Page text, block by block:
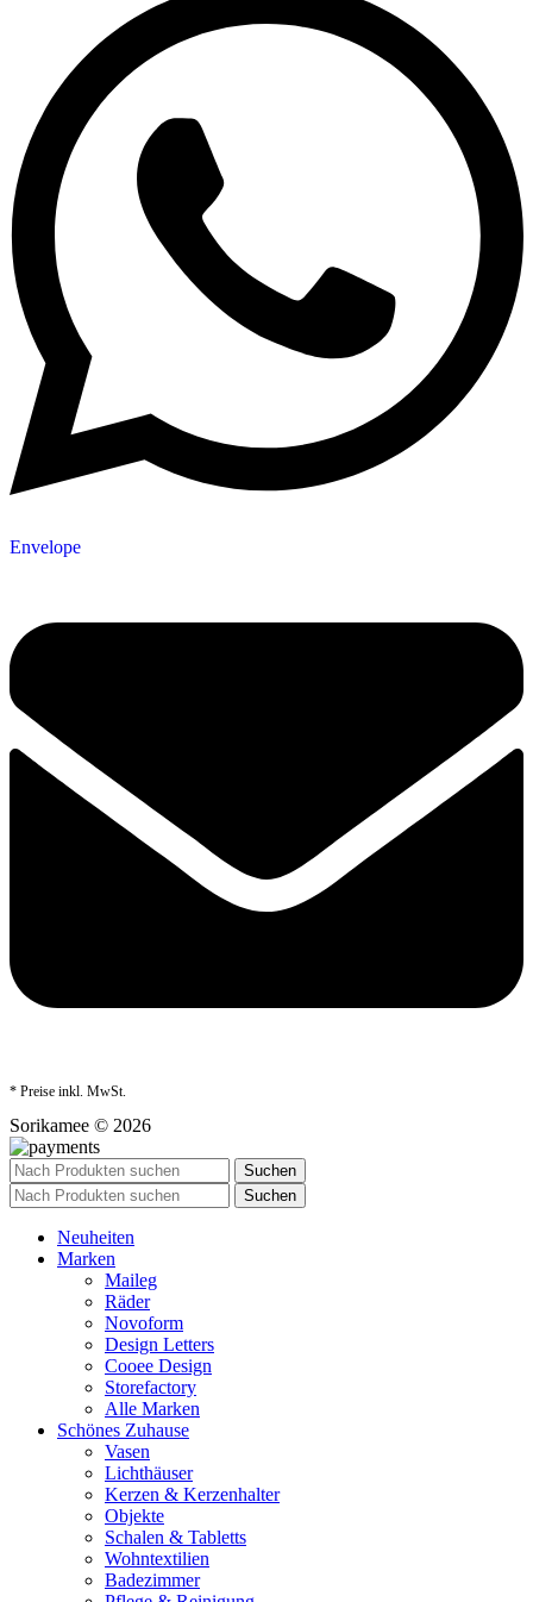
Envelope
* Preise inkl. MwSt.
Sorikamee © 2026
Suchen
Suchen
Neuheiten
Marken
Maileg
Räder
Novoform
Design Letters
Cooee Design
Storefactory
Alle Marken
Schönes Zuhause
Vasen
Lichthäuser
Kerzen & Kerzenhalter
Objekte
Schalen & Tabletts
Wohntextilien
Badezimmer